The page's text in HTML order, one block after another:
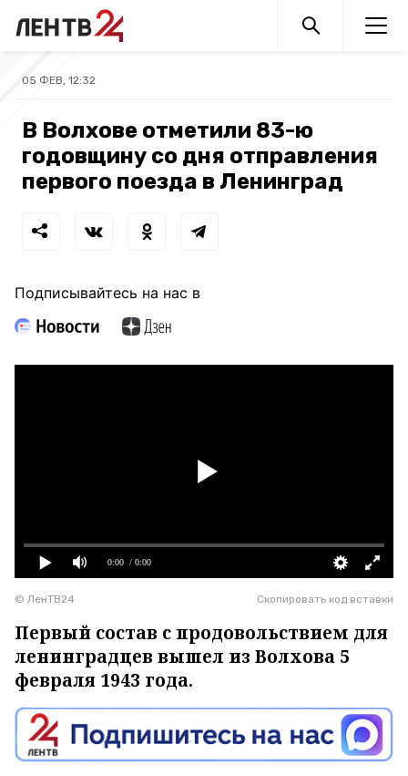
05 ФЕВ, 12:32
В Волхове отметили 83-ю
годовщину со дня отправления
первого поезда в Ленинград
Подписывайтесь на нас в
0:00 / 0:00
Скопировать код вставки
© ЛенТВ24
Первый состав с продовольствием для
ленинградцев вышел из Волхова 5
февраля 1943 года.